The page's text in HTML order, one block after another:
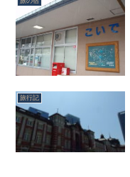
旅行記